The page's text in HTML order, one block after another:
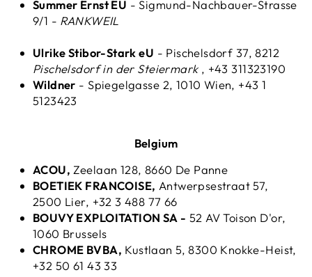
Summer Ernst EU - Sigmund-Nachbauer-Strasse
9/1 - RANKWEIL
Ulrike Stibor-Stark eU - Pischelsdorf 37, 8212
Pischelsdorf in der Steiermark, +43 311323190
Wildner - Spiegelgasse 2, 1010 Wien, +43 1
5123423
Belgium
ACOU, Zeelaan 128, 8660 De Panne
BOETIEK FRANCOISE, Antwerpsestraat 57,
2500 Lier, +32 3 488 77 66
BOUVY EXPLOITATION SA - 52 AV Toison D'or,
1060 Brussels
CHROME BVBA, Kustlaan 5, 8300 Knokke-Heist,
+32 50 61 43 33